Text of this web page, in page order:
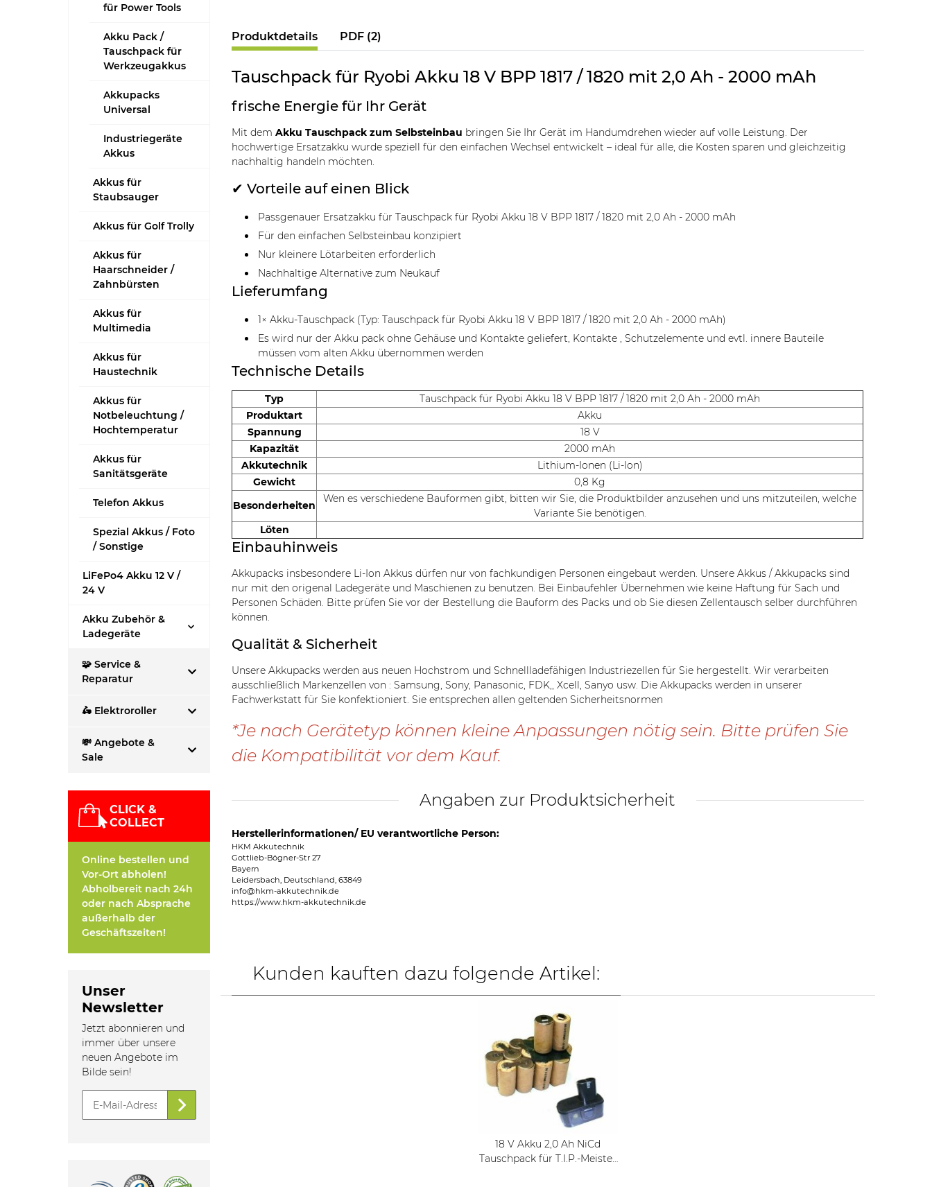
Produktdetails PDF (2)
Tauschpack für Ryobi Akku 18 V BPP 1817 / 1820 mit 2,0 Ah - 2000 mAh
frische Energie für Ihr Gerät
Mit demAkku Tauschpack zum Selbsteinbau bringen Sie Ihr Gerät im Handumdrehen wieder auf volle Leistung. Der
hochwertige Ersatzakku wurde speziell für den einfachen Wechsel entwickelt – ideal für alle, die Kosten sparen und gleichzeitig
nachhaltig handeln möchten.
✔ Vorteile auf einen Blick
Passgenauer Ersatzakku für Tauschpack für Ryobi Akku 18 V BPP 1817 / 1820 mit 2,0 Ah - 2000 mAh
Für den einfachen Selbsteinbau konzipiert
Nur kleinere Lötarbeiten erforderlich
Nachhaltige Alternative zum Neukauf
Lieferumfang
1× Akku-Tauschpack (Typ: Tauschpack für Ryobi Akku 18 V BPP 1817 / 1820 mit 2,0 Ah - 2000 mAh)
Es wird nur der Akku pack ohne Gehäuse und Kontakte geliefert, Kontakte , Schutzelemente und evtl. innere Bauteile
müssen vom alten Akku übernommen werden
Technische Details
Typ
Tauschpack für Ryobi Akku 18 V BPP 1817 / 1820 mit 2,0 Ah - 2000 mAh
Produktart
Akku
Spannung
18 V
Kapazität
2000 mAh
Akkutechnik
Lithium-Ionen (Li-Ion)
Gewicht
0,8 Kg
Besonderheiten
Wen es verschiedene Bauformen gibt, bitten wir Sie, die Produktbilder anzusehen und uns mitzuteilen, welche
Variante Sie benötigen.
Löten
Einbauhinweis
Akkupacks insbesondere Li-Ion Akkus dürfen nur von fachkundigen Personen eingebaut werden. Unsere Akkus / Akkupacks sind
nur mit den origenal Ladegeräte und Maschienen zu benutzen. Bei Einbaufehler Übernehmen wie keine Haftung für Sach und
Personen Schäden. Bitte prüfen Sie vor der Bestellung die Bauform des Packs und ob Sie diesen Zellentausch selber durchführen
können.
Qualität & Sicherheit
Unsere Akkupacks werden aus neuen Hochstrom und Schnellladefähigen Industriezellen für Sie hergestellt. Wir verarbeiten
ausschließlich Markenzellen von : Samsung, Sony, Panasonic, FDK,, Xcell, Sanyo usw. Die Akkupacks werden in unserer
Fachwerkstatt für Sie konfektioniert. Sie entsprechen allen geltenden Sicherheitsnormen
*Je nach Gerätetyp können kleine Anpassungen nötig sein. Bitte prüfen Sie
die Kompatibilität vor dem Kauf.
Angaben zur Produktsicherheit
Herstellerinformationen/ EU verantwortliche Person:
HKM Akkutechnik
Gottlieb-Bögner-Str 27
Bayern
Leidersbach, Deutschland, 63849
info@hkm-akkutechnik.de
https://www.hkm-akkutechnik.de
Kunden kauften dazu folgende Artikel:
18 V Akku 2,0 Ah NiCd
Tauschpack für T.I.P.-Meister
für Power Tools
Akku Pack /
Tauschpack für
Werkzeugakkus
Akkupacks
Universal
Industriegeräte
Akkus
Akkus für
Staubsauger
Akkus für Golf Trolly
Akkus für
Haarschneider /
Zahnbürsten
Akkus für
Multimedia
Akkus für
Haustechnik
Akkus für
Notbeleuchtung /
Hochtemperatur
Akkus für
Sanitätsgeräte
Telefon Akkus
Spezial Akkus / Foto
/ Sonstige
LiFePo4 Akku 12 V /
24 V
Akku Zubehör &
Ladegeräte
🧩 Service &
Reparatur
🛵 Elektroroller
💸 Angebote &
Sale
CLICK &
COLLECT
Online bestellen und
Vor-Ort abholen!
Abholbereit nach 24h
oder nach Absprache
außerhalb der
Geschäftszeiten!
Unser
Newsletter
Jetzt abonnieren und
immer über unsere
neuen Angebote im
Bilde sein!